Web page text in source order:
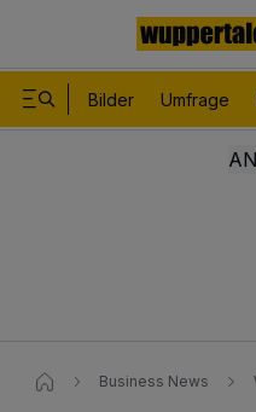
Bilder Umfrage
Business News